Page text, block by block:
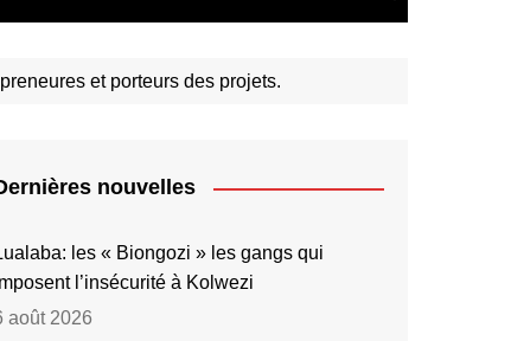
Podcast Environnement
et porteurs des projets.
nouvelles
les « Biongozi » les gangs qui
l’insécurité à Kolwezi
août 2026